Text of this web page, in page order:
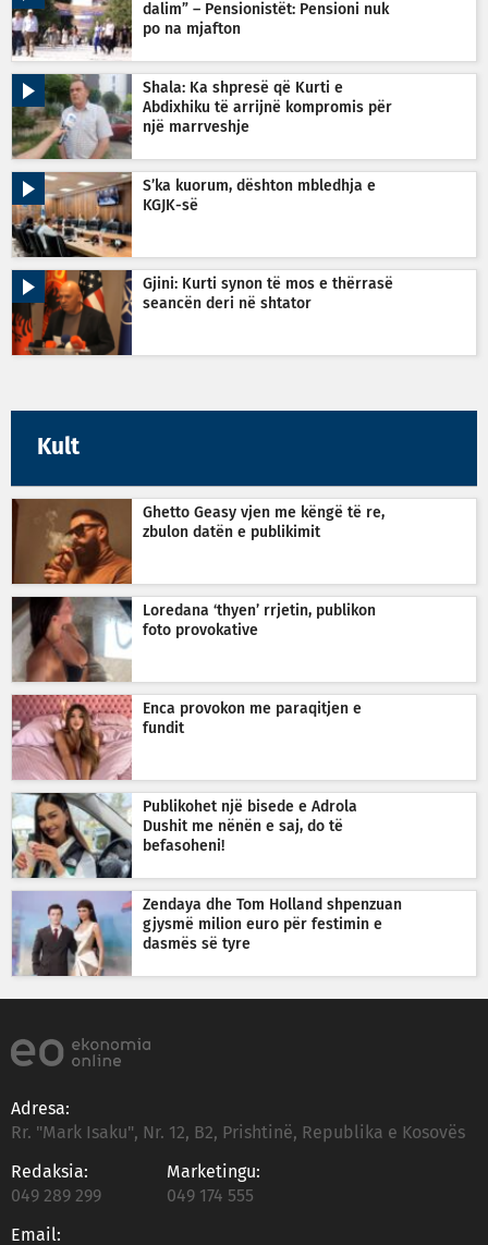
dalim” – Pensionistët: Pensioni nuk
po na mjafton
Shala: Ka shpresë që Kurti e
Abdixhiku të arrijnë kompromis për
një marrveshje
S’ka kuorum, dështon mbledhja e
KGJK-së
Gjini: Kurti synon të mos e thërrasë
seancën deri në shtator
Kult
Ghetto Geasy vjen me këngë të re,
zbulon datën e publikimit
Loredana ‘thyen’ rrjetin, publikon
foto provokative
Enca provokon me paraqitjen e
fundit
Publikohet një bisede e Adrola
Dushit me nënën e saj, do të
befasoheni!
Zendaya dhe Tom Holland shpenzuan
gjysmë milion euro për festimin e
dasmës së tyre
Adresa:
Rr. "Mark Isaku", Nr. 12, B2, Prishtinë, Republika e Kosovës
Redaksia:
049 289 299
Marketingu:
049 174 555
Email: